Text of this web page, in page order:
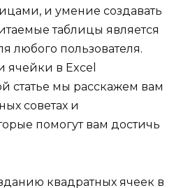
и умение создавать
таблицы является
любого пользователя.
ячейки в Excel
статье мы расскажем вам
советах и
помогут вам достичь
квадратных ячеек в